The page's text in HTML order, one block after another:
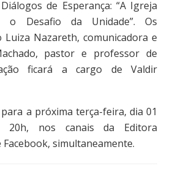
de Esperança: “A Igreja
o Desafio da Unidade”. Os
Nazareth, comunicadora e
pastor e professor de
ficará a cargo de Valdir
a próxima terça-feira, dia 01
20h, nos canais da Editora
simultaneamente.